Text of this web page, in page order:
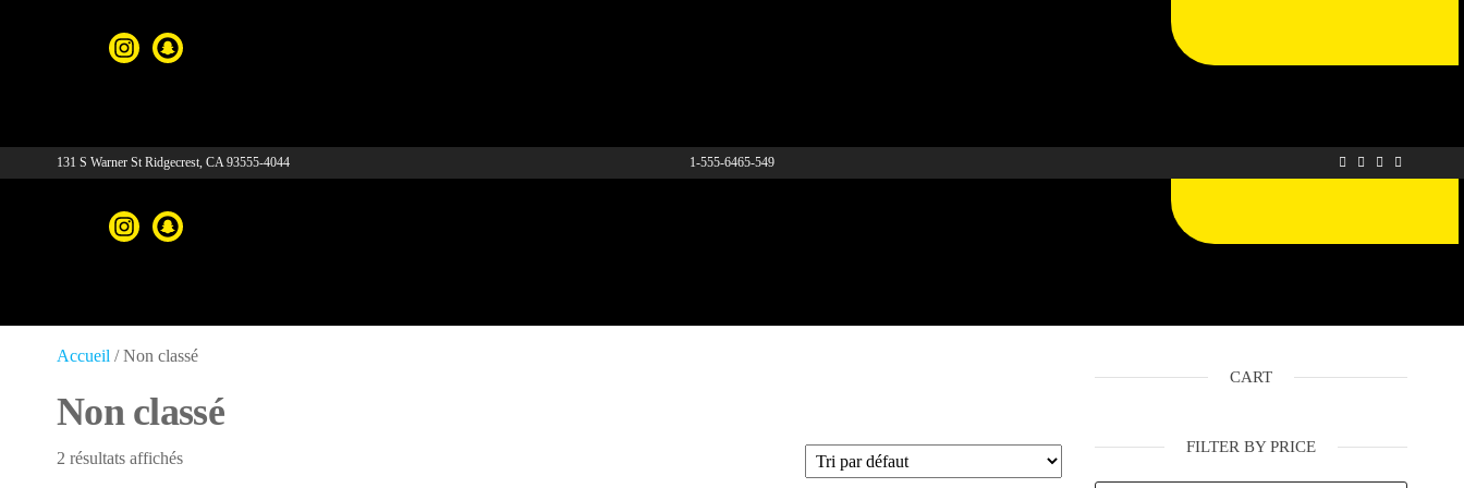
131 S Warner St Ridgecrest, CA 93555-4044 1-555-6465-549
Accueil / Non classé
Non classé
2 résultats affichés
CART
FILTER BY PRICE